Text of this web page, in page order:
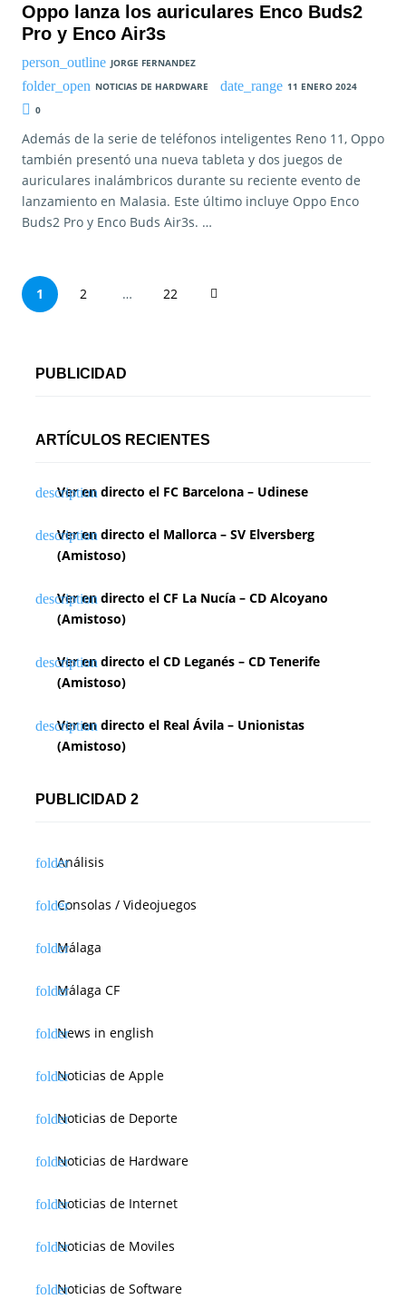
Oppo lanza los auriculares Enco Buds2
Pro y Enco Air3s
JORGE FERNANDEZ
NOTICIAS DE HARDWARE
11 ENERO 2024
0
Además de la serie de teléfonos inteligentes Reno 11, Oppo
también presentó una nueva tableta y dos juegos de
auriculares inalámbricos durante su reciente evento de
lanzamiento en Malasia. Este último incluye Oppo Enco
Buds2 Pro y Enco Buds Air3s. …
P
g
n
c
n
e
n
a
s
1 2 … 22
PUBLICIDAD
ARTÍCULOS RECIENTES
Ver en directo el FC Barcelona – Udinese
Ver en directo el Mallorca – SV Elversberg
(Amistoso)
Ver en directo el CF La Nucía – CD Alcoyano
(Amistoso)
Ver en directo el CD Leganés – CD Tenerife
(Amistoso)
Ver en directo el Real Ávila – Unionistas
(Amistoso)
PUBLICIDAD 2
Análisis
Consolas / Videojuegos
Málaga
Málaga CF
News in english
Noticias de Apple
Noticias de Deporte
Noticias de Hardware
Noticias de Internet
Noticias de Moviles
Noticias de Software